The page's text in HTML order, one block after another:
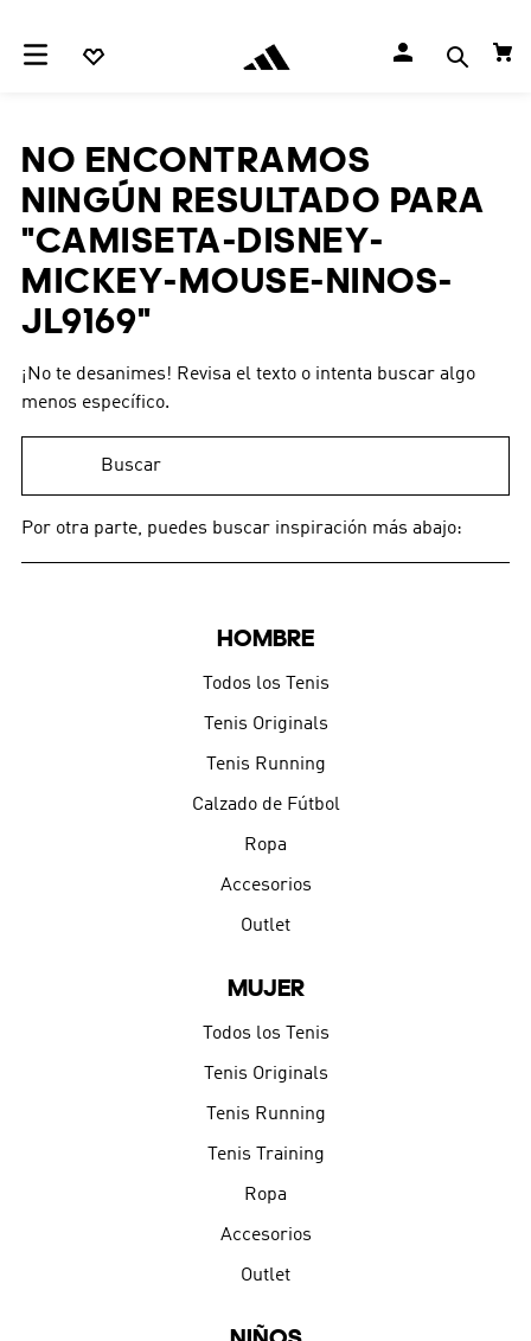
NO ENCONTRAMOS
NINGÚN RESULTADO PARA
"CAMISETA-DISNEY-
MICKEY-MOUSE-NINOS-
JL9169"
¡No te desanimes! Revisa el texto o intenta buscar algo
menos específico.
Por otra parte, puedes buscar inspiración más abajo:
HOMBRE
Todos los Tenis
Tenis Originals
Tenis Running
Calzado de Fútbol
Ropa
Accesorios
Outlet
MUJER
Todos los Tenis
Tenis Originals
Tenis Running
Tenis Training
Ropa
Accesorios
Outlet